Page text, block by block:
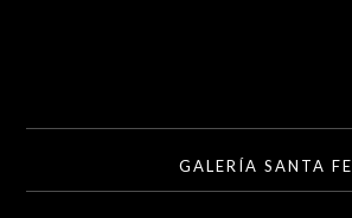
GALERÍA SANTA FE